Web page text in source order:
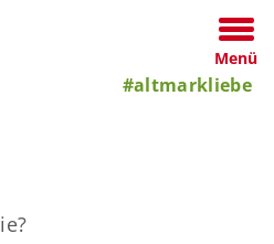
Menü
#altmarkliebe